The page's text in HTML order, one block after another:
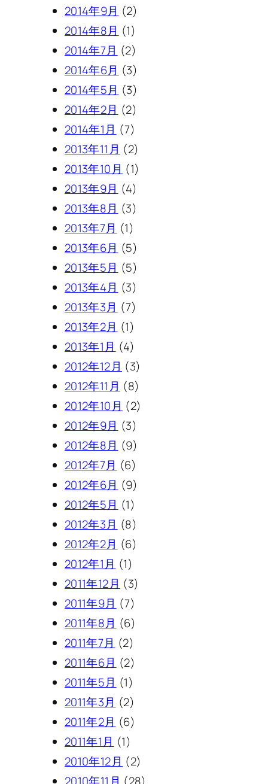
2014年9月 (2)
2014年8月 (1)
2014年7月 (2)
2014年6月 (3)
2014年5月 (3)
2014年2月 (2)
2014年1月 (7)
2013年11月 (2)
2013年10月 (1)
2013年9月 (4)
2013年8月 (3)
2013年7月 (1)
2013年6月 (5)
2013年5月 (5)
2013年4月 (3)
2013年3月 (7)
2013年2月 (1)
2013年1月 (4)
2012年12月 (3)
2012年11月 (8)
2012年10月 (2)
2012年9月 (3)
2012年8月 (9)
2012年7月 (6)
2012年6月 (9)
2012年5月 (1)
2012年3月 (8)
2012年2月 (6)
2012年1月 (1)
2011年12月 (3)
2011年9月 (7)
2011年8月 (6)
2011年7月 (2)
2011年6月 (2)
2011年5月 (1)
2011年3月 (2)
2011年2月 (6)
2011年1月 (1)
2010年12月 (2)